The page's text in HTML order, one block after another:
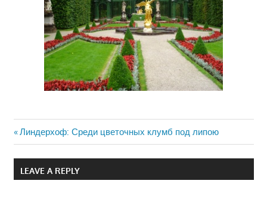
Навигация
по
Previous
Post:
Линдерхоф: Среди цветочных клумб под липою
LEAVE A REPLY